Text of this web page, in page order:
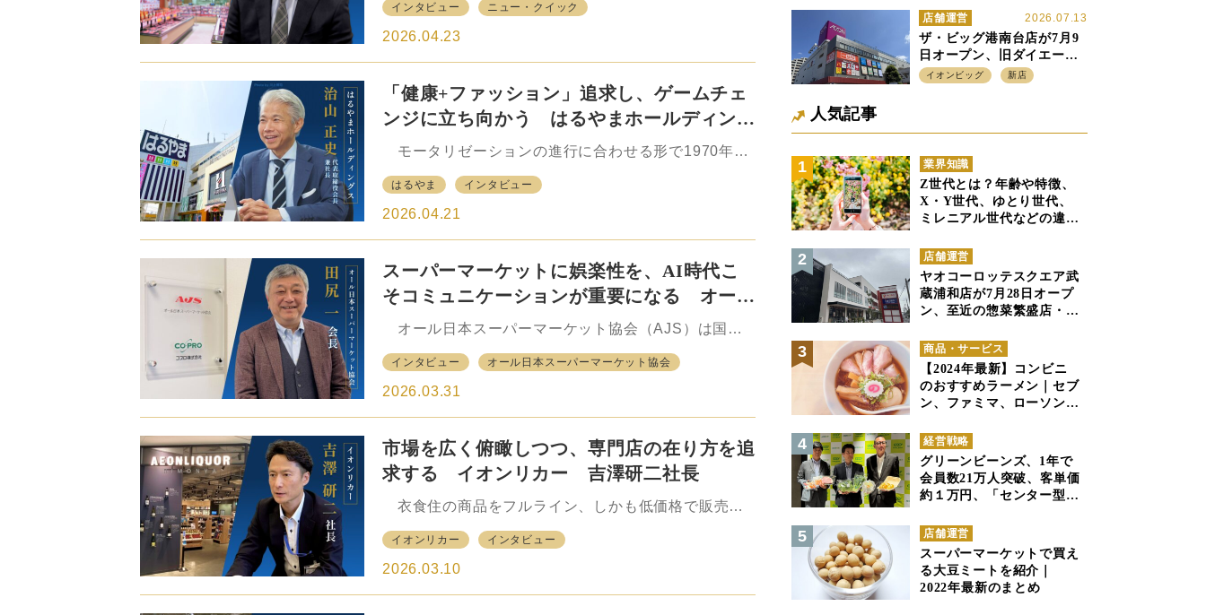
企業によるM&A（企業の買収、合併）を含めた激しい
シェ…
店チェーンとして、食品の総合小売業であるスーパー
マーケット（SM）が大きく成長する中にあっても、存
めるようになっている時代、食肉のスペシャリストで
あること自体が大きなアドバンテージでもある。
2026年3月現在で83店を抱えるチェーンストアではあ
るが今後、そのスペシャリティを強みとしつつ、どの
カレー、カッパ・クリエイトなど外食の有力企業を経
て22…
インタビュー ニュー・クイック
2026.04.23
「健康+ファッション」追求し、ゲームチェ
ンジに立ち向かう はるやまホールディング
ス 治山正史代表取締役会長兼社長
モータリゼーションの進行に合わせる形で1970年代
もあって急成長を遂げてきた。しかしながら同業内で
の競争激化やユニクロを始めとする競合企業の成長、
コロナウイルスのパンデミックが重なり、大きな転換
が迫られている状況だ。 4大チェーンの一角を占め
るはるやまホールディングスは1974年11月の設立以
来、西日本を中心に店舗網と存在感を拡大してきた。
り扱うフォーエルなど独自の客層拡大策、また機能性
を重…
はるやま インタビュー
2026.04.21
スーパーマーケットに娯楽性を、AI時代こ
そコミュニケーションが重要になる オール
日本スーパーマーケット協会 田尻 一会長
オール日本スーパーマーケット協会（AJS）は国内
ケット（SM）企業などが加盟する協会である。1962
年に前身となる「オール日本スーパー経営者協会」と
開発をサポートし続けてきた。 「知恵の共同仕入
れ」は、加盟企業同士が情報共有や相互研さんを通じ
て経営ノウハウを出し合い、それを「知」の財産とし
て共有することで互いの質を高め合っていくことを意
る」という他業界ではまず見られない「文化」とでも
いうべき存在とし…
インタビュー オール日本スーパーマーケット協会
2026.03.31
市場を広く俯瞰しつつ、専門店の在り方を追
求する イオンリカー 吉澤研二社長
衣食住の商品をフルライン、しかも低価格で販売す
に小売業の覇者となった総合スーパー（GMS）。しか
しながら時代の変遷と共に次第にその「総合」のうち
イオンリカー インタビュー
2026.03.10
立地受け、寿司を象徴に
2026.07.13
店舗運営
ザ・ビッグ港南台店が7月9
日オープン、旧ダイエー店
舗を受け継ぎ、DS、SM激
イオンビッグ 新店
人気記事
業界知識
Z世代とは？年齢や特徴、
X・Y世代、ゆとり世代、
ミレニアル世代などの違い
店舗運営
ヤオコーロッテスクエア武
蔵浦和店が7月28日オープ
ン、至近の惣菜繁盛店・武
すみ分け
商品・サービス
【2024年最新】コンビニ
のおすすめラーメン｜セブ
ン、ファミマ、ローソンの
経営戦略
グリーンビーンズ、1年で
会員数21万人突破、客単価
約１万円、「センター型の
も成立できるか
店舗運営
スーパーマーケットで買え
る大豆ミートを紹介｜
2022年最新のまとめ